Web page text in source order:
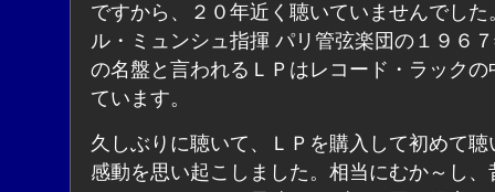
ですから、２０年近く聴いていませんでした
ル・ミュンシュ指揮 パリ管弦楽団の１９６
の名盤と言われるＬＰはレコード・ラックの
ています。
久しぶりに聴いて、ＬＰを購入して初めて聴
感動を思い起こしました。相当にむか～し、